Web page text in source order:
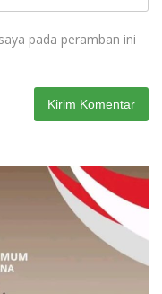
pada peramban ini